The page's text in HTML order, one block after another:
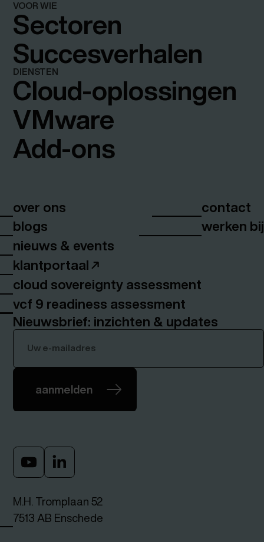
M.H. Tromplaan 52
7513 AB Enschede
VOOR WIE
Sectoren
Succesverhalen
DIENSTEN
Cloud-oplossingen
VMware
Add-ons
over ons
blogs
nieuws & events
klantportaal
cloud sovereignty assessment
vcf 9 readiness assessment
contact
werken bij
Nieuwsbrief: inzichten & updates
aanmelden